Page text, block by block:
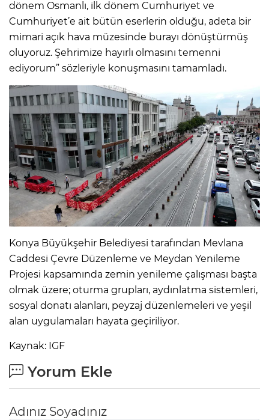
dönem Osmanlı, ilk dönem Cumhuriyet ve
Cumhuriyet’e ait bütün eserlerin olduğu, adeta bir
mimari açık hava müzesinde burayı dönüştürmüş
oluyoruz. Şehrimize hayırlı olmasını temenni
ediyorum” sözleriyle konuşmasını tamamladı.
Konya Büyükşehir Belediyesi tarafından Mevlana
Caddesi Çevre Düzenleme ve Meydan Yenileme
Projesi kapsamında zemin yenileme çalışması başta
olmak üzere; oturma grupları, aydınlatma sistemleri,
sosyal donatı alanları, peyzaj düzenlemeleri ve yeşil
alan uygulamaları hayata geçiriliyor.
Kaynak: IGF
Yorum Ekle
Adınız Soyadınız